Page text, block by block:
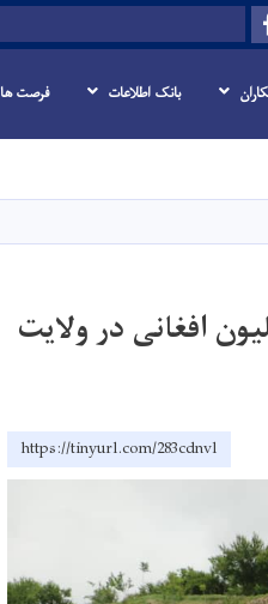
Facebook
بانک اطلاعات فرصت ها
چکدم به ارزش مجموعی بیش از ۱۸ میلیون افغانی در ولایت
https://tinyurl.com/283cdnvl